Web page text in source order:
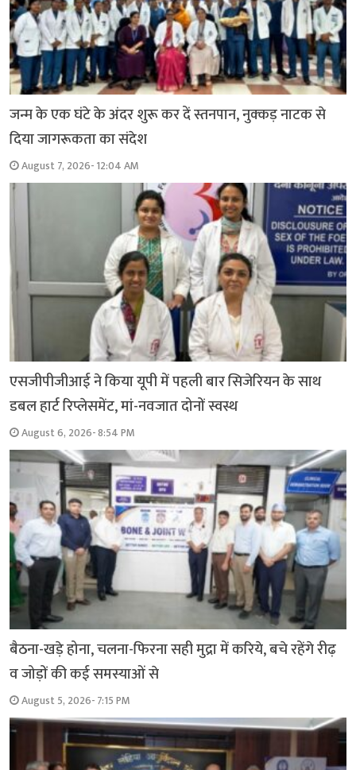
जन्म के एक घंटे के अंदर शुरू कर दें स्तनपान, नुक्कड़ नाटक से
दिया जागरूकता का संदेश
August 7, 2026- 12:04 AM
एसजीपीजीआई ने किया यूपी में पहली बार सिजेरियन के साथ
डबल हार्ट रिप्लेसमेंट, मां-नवजात दोनों स्वस्थ
August 6, 2026- 8:54 PM
बैठना-खड़े होना, चलना-फिरना सही मुद्रा में करिये, बचे रहेंगे रीढ़
व जोड़ों की कई समस्याओं से
August 5, 2026- 7:15 PM